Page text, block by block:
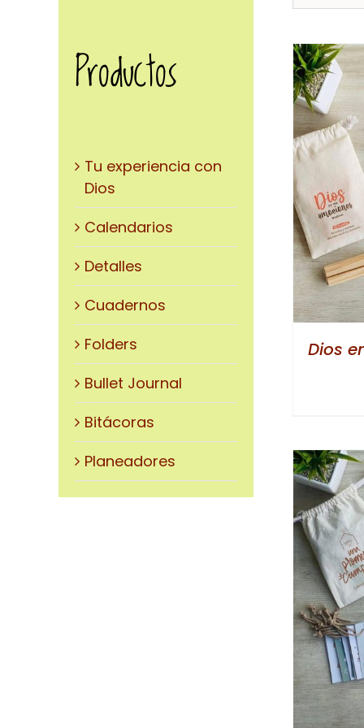
AÑADIR AL CARRITO
Dios
Productos
Tu experiencia con
Dios
Calendarios
Detalles
Cuadernos
Folders
Bullet Journal
Bitácoras
Planeadores